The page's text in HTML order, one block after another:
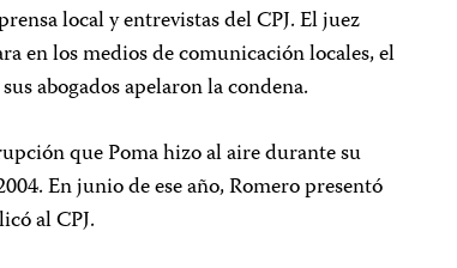
local y entrevistas del CPJ. El juez
en los medios de comunicación locales, el
abogados apelaron la condena.
que Poma hizo al aire durante su
En junio de ese año, Romero presentó
al CPJ.